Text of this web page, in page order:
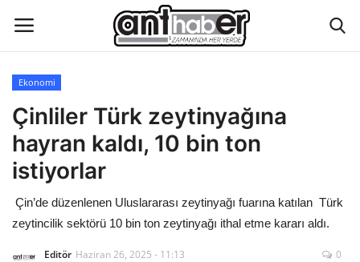
Künye
Eğitim
Hakkımızda
Ekonomi
Çinliler Türk zeytinyağına
hayran kaldı, 10 bin ton
istiyorlar
Çin’de düzenlenen Uluslararası zeytinyağı fuarına katılan Türk
zeytincilik sektörü 10 bin ton zeytinyağı ithal etme kararı aldı.
Editör Haziran 26, 2025 - 11:13
0